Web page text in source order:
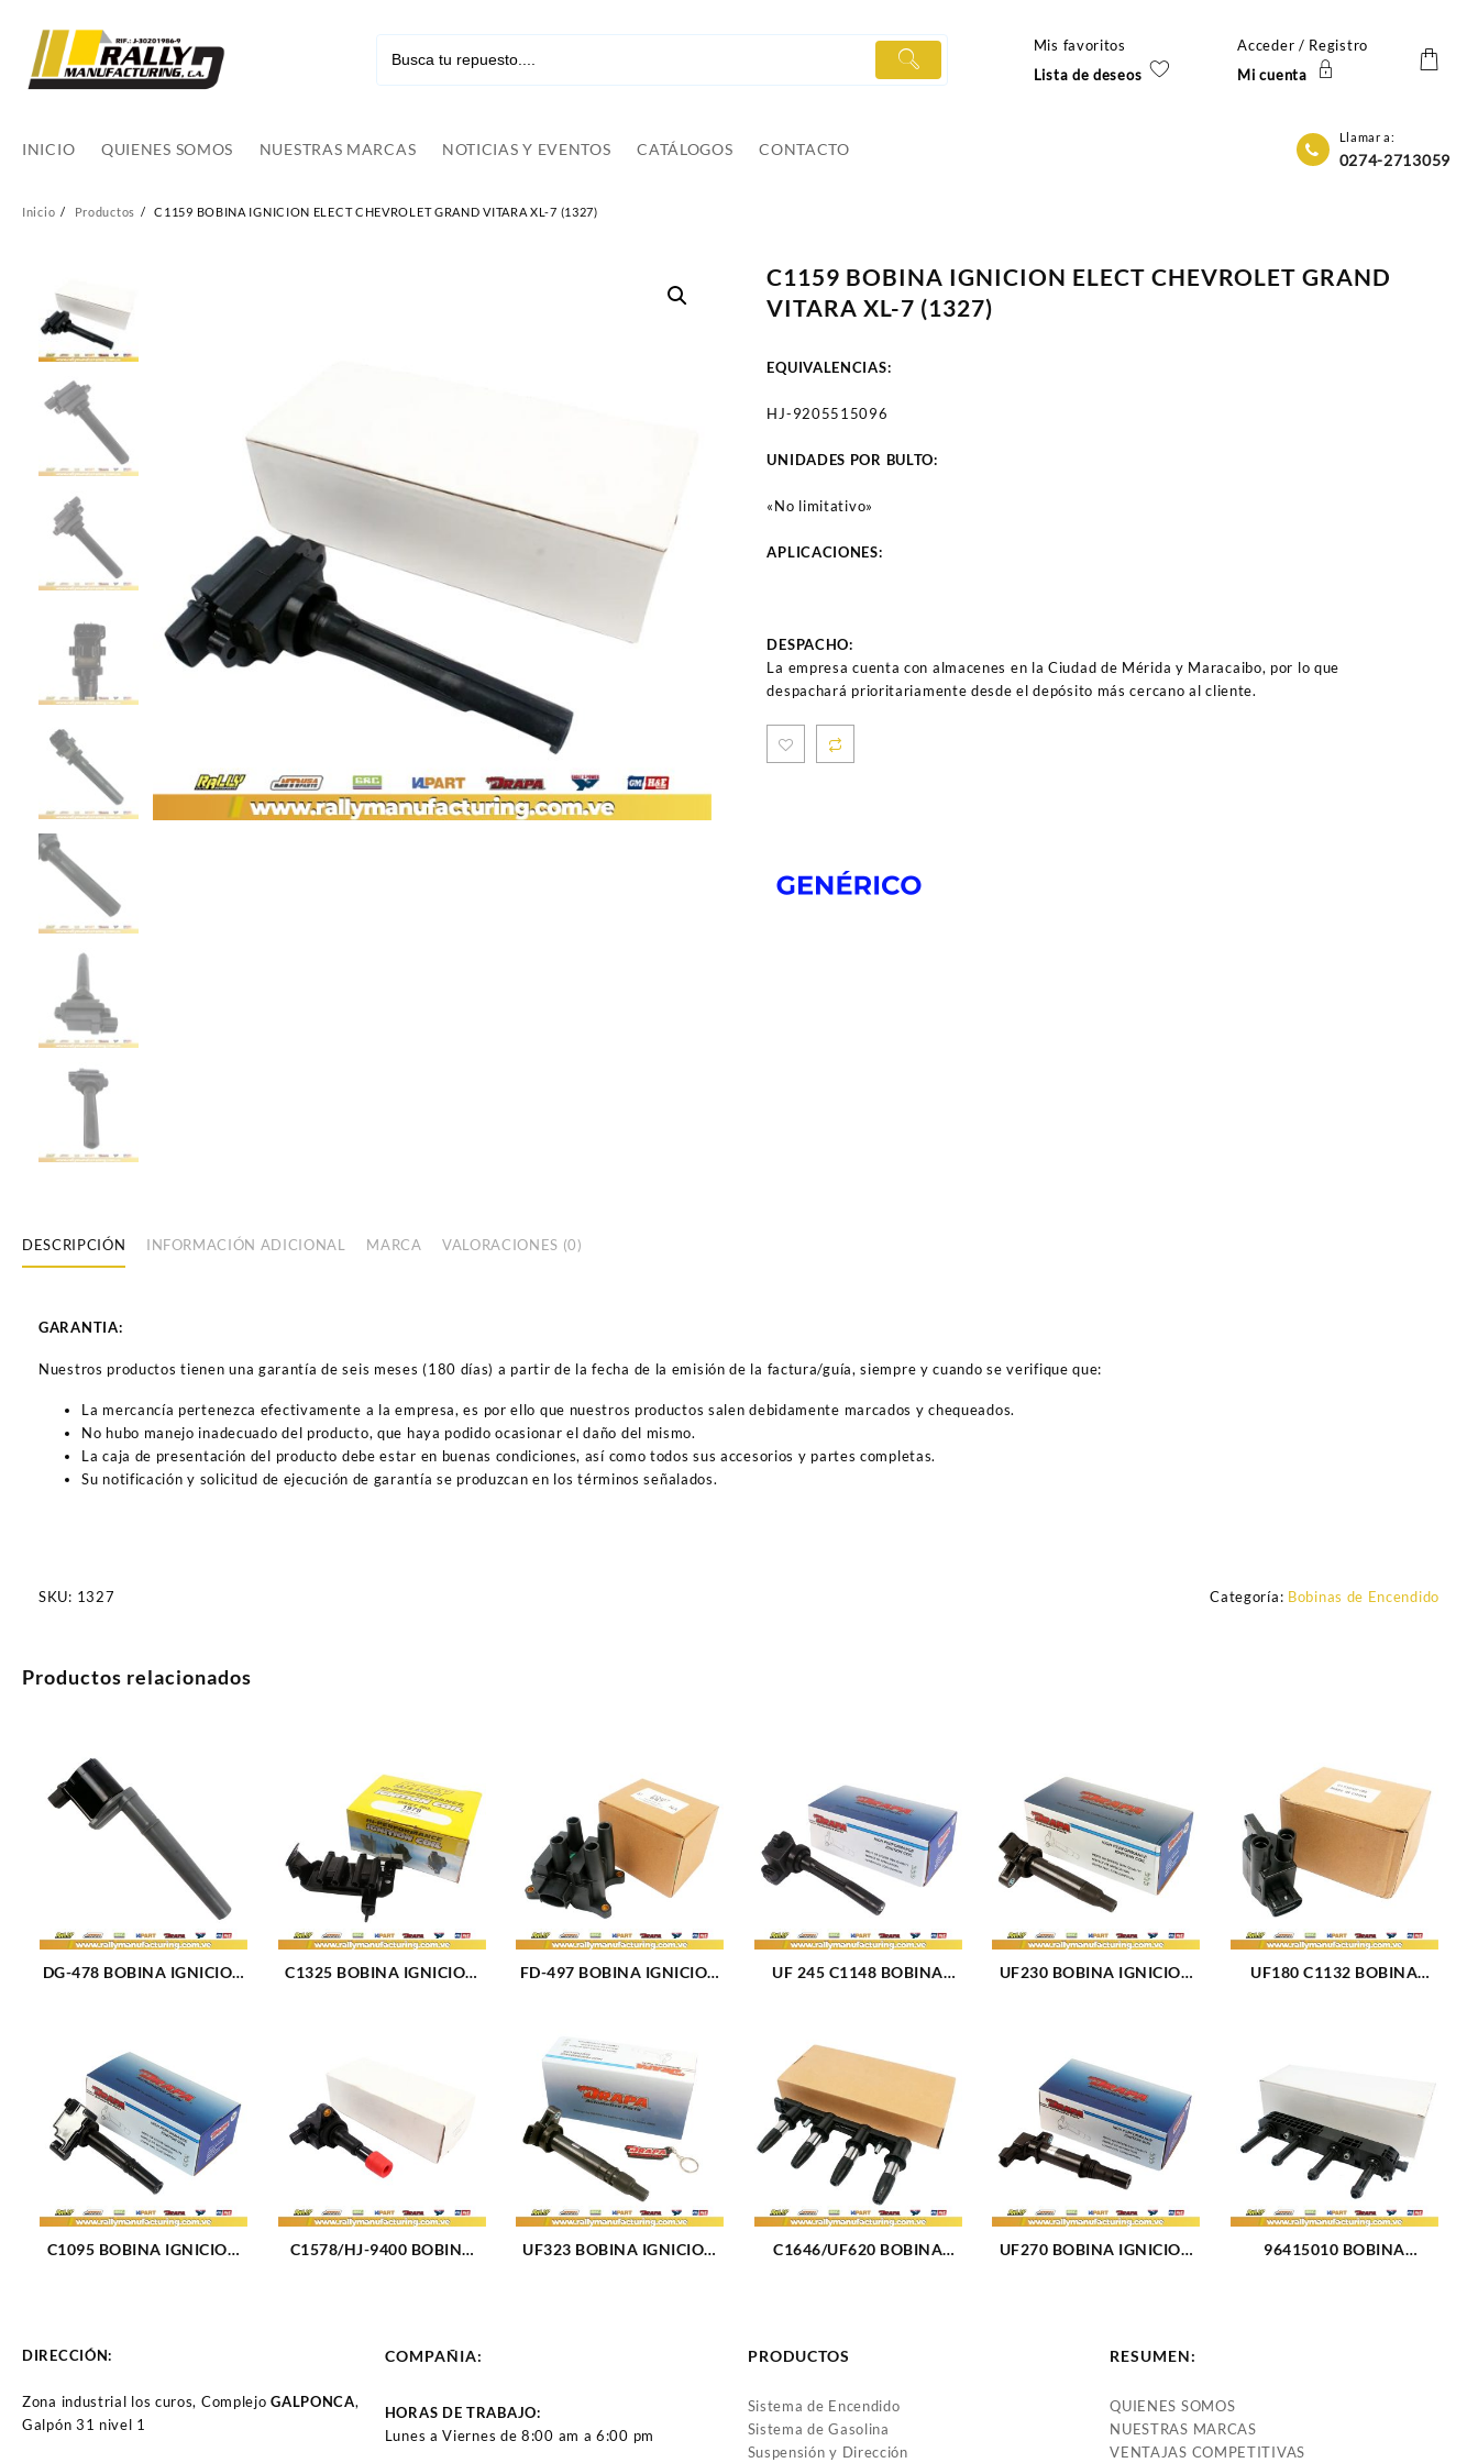
contenido
Mis favoritos
Lista de deseos
Acceder / Registro
Mi cuenta
INICIO QUIENES SOMOS NUESTRAS MARCAS NOTICIAS Y EVENTOS CATÁLOGOS CONTACTO
Llamar a:
0274-2713059
Inicio Productos C1159 BOBINA IGNICION ELECT CHEVROLET GRAND VITARA XL-7 (1327)
C1159 BOBINA IGNICION ELECT CHEVROLET GRAND
VITARA XL-7 (1327)
EQUIVALENCIAS:
HJ-9205515096
UNIDADES POR BULTO:
«No limitativo»
APLICACIONES:
DESPACHO:
La empresa cuenta con almacenes en la Ciudad de Mérida y Maracaibo, por lo que
despachará prioritariamente desde el depósito más cercano al cliente.
DESCRIPCIÓN INFORMACIÓN ADICIONAL MARCA VALORACIONES (0)
GARANTIA:
Nuestros productos tienen una garantía de seis meses (180 días) a partir de la fecha de la emisión de la factura/guía, siempre y cuando se verifique que:
La mercancía pertenezca efectivamente a la empresa, es por ello que nuestros productos salen debidamente marcados y chequeados.
No hubo manejo inadecuado del producto, que haya podido ocasionar el daño del mismo.
La caja de presentación del producto debe estar en buenas condiciones, así como todos sus accesorios y partes completas.
Su notificación y solicitud de ejecución de garantía se produzcan en los términos señalados.
SKU: 1327 Categoría: Bobinas de Encendido
Productos relacionados
DG-478 BOBINA IGNICION
C1325 BOBINA IGNICION
FD-497 BOBINA IGNICION
UF 245 C1148 BOBINA
(98-99) (2650)
UF230 BOBINA IGNICION
UF180 C1132 BOBINA
C1095 BOBINA IGNICION
C1578/HJ-9400 BOBINA
UF323 BOBINA IGNICION
C1646/UF620 BOBINA
UF270 BOBINA IGNICION
96415010 BOBINA
DIRECCIÓN:
Zona industrial los curos, ComplejoGALPONCA,
Galpón 31 nivel 1
COMPAÑIA:
HORAS DE TRABAJO:
Lunes a Viernes de 8:00 am a 6:00 pm
PRODUCTOS
Sistema de Encendido
Sistema de Gasolina
Suspensión y Dirección
RESUMEN:
QUIENES SOMOS
NUESTRAS MARCAS
VENTAJAS COMPETITIVAS